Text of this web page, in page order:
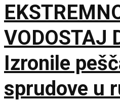
VODOSTAJ
Izronile
sprudove u